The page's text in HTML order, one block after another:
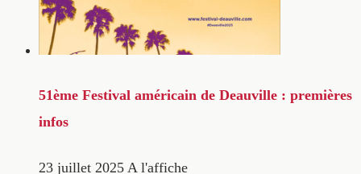
51ème Festival américain de Deauville : premières
infos
23 juillet 2025 A l'affiche